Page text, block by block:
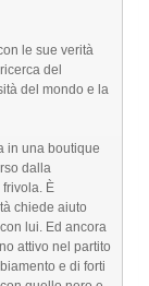
le sue verità
del
del mondo e la
in una boutique
dalla
È
chiede aiuto
lui. Ed ancora
attivo nel partito
e di forti